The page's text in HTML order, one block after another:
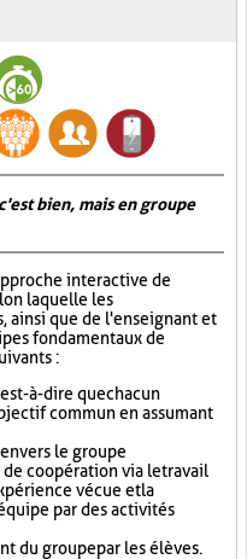
bien, mais en groupe
interactive de
laquelle les
ainsi que de l'enseignant et
fondamentaux de
:
à-dire que chacun
commun en assumant
le groupe
coopération via le travail
vécue et la
par des activités
du groupe par les élèves.